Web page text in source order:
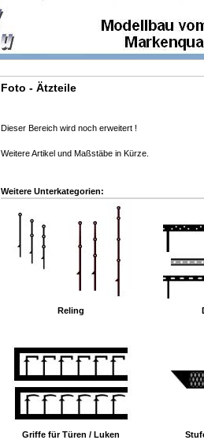
Foto - Ätzteile
Dieser Bereich wird noch erweitert !
Weitere Artikel und Maßstäbe in Kürze.
Weitere Unterkategorien:
Reling
Griffe für Türen / Luken